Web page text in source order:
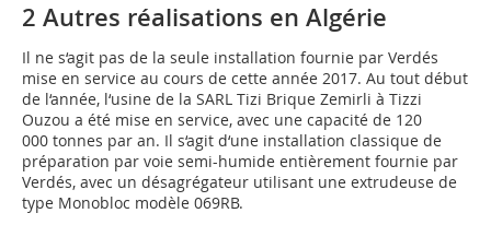
2 Autres réalisations en Algérie
Il ne s‘agit pas de la seule installation fournie par Verdés
mise en service au cours de cette année 2017. Au tout début
de l‘année, l‘usine de la SARL Tizi Brique Zemirli à Tizzi
Ouzou a été mise en service, avec une capacité de 120
000 tonnes par an. Il s‘agit d‘une installation classique de
préparation par voie semi-humide entièrement fournie par
Verdés, avec un désagrégateur utilisant une extrudeuse de
type Monobloc modèle 069RB.